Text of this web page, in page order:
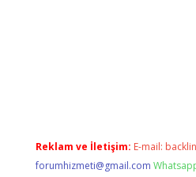
Reklam ve İletişim: E-mail:
forumhizmeti@gmail.com